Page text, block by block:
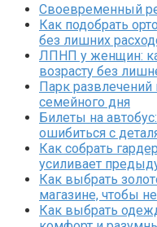
Своевременный
Как подобрать
без лишних
ЛПНП у женщин:
возрасту без
Парк
семейного дня
Билеты на
ошибиться с
Как собрать
усиливает
Как выбрать
магазине, чтобы
Как выбрать